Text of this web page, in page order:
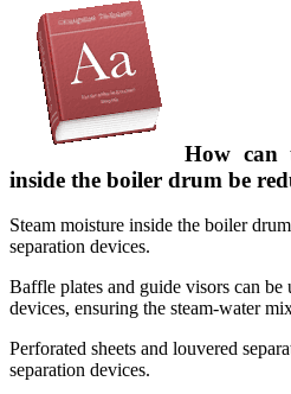
How can
inside the boiler drum be
Steam moisture inside the boiler
separation devices.
Baffle plates and guide visors can be
devices, ensuring the steam-water
Perforated sheets and louvered
separation devices.